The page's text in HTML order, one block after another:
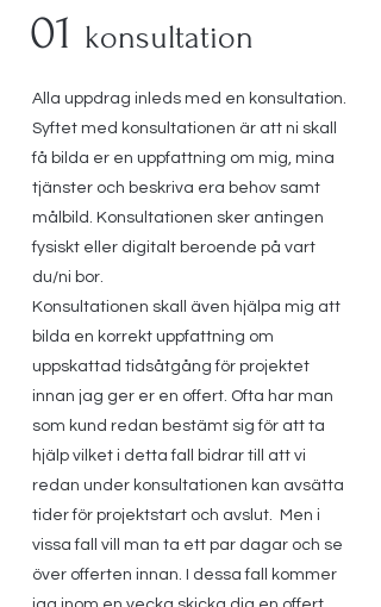
01 konsultation
Kvalitet garanteras
Alla uppdrag inleds med en konsultation.
Syftet med konsultationen är att ni skall
få bilda er en uppfattning om mig, mina
tjänster och beskriva era behov samt
målbild. Konsultationen sker antingen
fysiskt eller digitalt beroende på vart
du/ni bor.
Konsultationen skall även hjälpa mig att
bilda en korrekt uppfattning om
uppskattad tidsåtgång för projektet
innan jag ger er en offert. Ofta har man
som kund redan bestämt sig för att ta
hjälp vilket i detta fall bidrar till att vi
redan under konsultationen kan avsätta
tider för projektstart och avslut. Men i
vissa fall vill man ta ett par dagar och se
över offerten innan. I dessa fall kommer